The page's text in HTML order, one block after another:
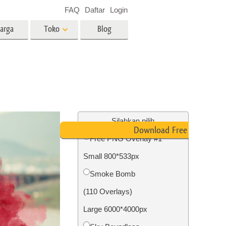
Layanan Restorasi Foto
Toko Blog
FAQ Daftar Login
Silahkan pilih
Free PNG Overlay #1
Small 800*533px
Smoke Bomb
(110 Overlays)
Large 6000*4000px
Download Free PNG